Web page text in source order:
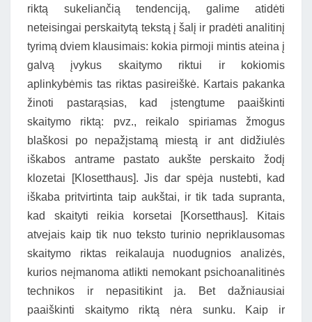
riktą sukeliančią tendenciją, galime atidėti
neteisingai perskaitytą tekstą į šalį ir pradėti analitinį
tyrimą dviem klausimais: kokia pirmoji mintis ateina į
galvą įvykus skaitymo riktui ir kokiomis
aplinkybėmis tas riktas pasireiškė. Kartais pakanka
žinoti pastarąsias, kad įstengtume paaiškinti
skaitymo riktą: pvz., reikalo spiriamas žmogus
blaškosi po nepažįstamą miestą ir ant didžiulės
iškabos antrame pastato aukšte perskaito žodį
klozetai [Klosetthaus]. Jis dar spėja nustebti, kad
iškaba pritvirtinta taip aukštai, ir tik tada supranta,
kad skaityti reikia korsetai [Korsetthaus]. Kitais
atvejais kaip tik nuo teksto turinio nepriklausomas
skaitymo riktas reikalauja nuodugnios analizės,
kurios neįmanoma atlikti nemokant psichoanalitinės
technikos ir nepasitikint ja. Bet dažniausiai
paaiškinti skaitymo riktą nėra sunku. Kaip ir